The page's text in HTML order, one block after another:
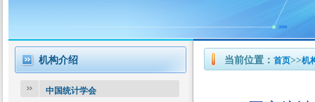
机构介绍
中国统计学会
当前位置： 首页>>机